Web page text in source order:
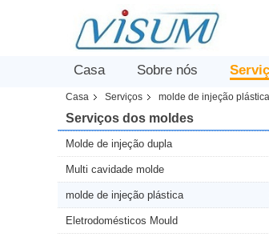
Casa Sobre nós
Casa Serviços molde de injeção plástica
Serviços dos moldes
Molde de injeção dupla
Multi cavidade molde
molde de injeção plástica
Eletrodomésticos Mould